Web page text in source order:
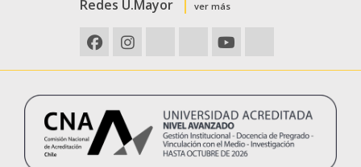
Redes U.Mayor ver más